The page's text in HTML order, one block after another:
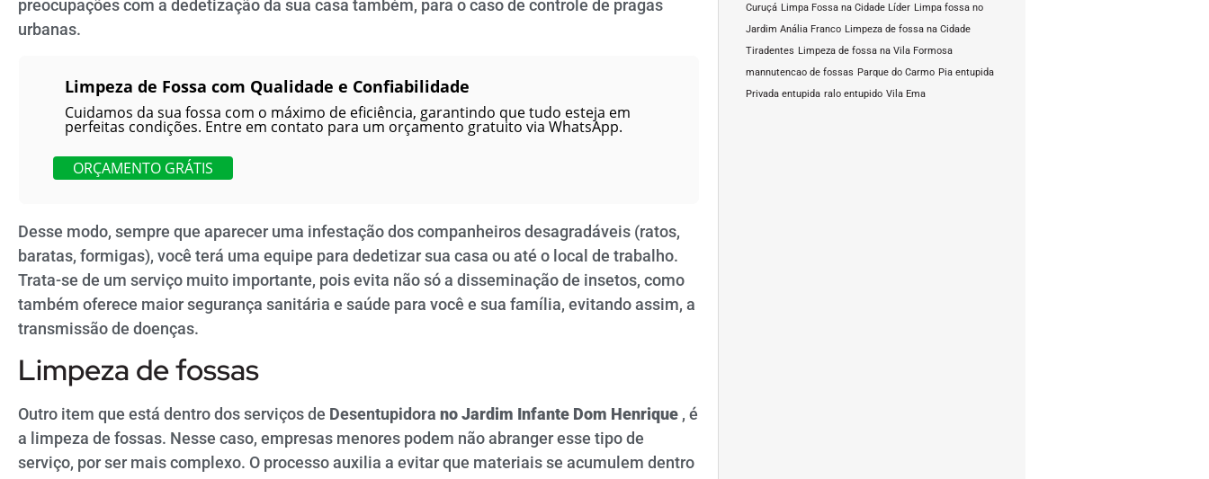
preocupações com a dedetização da sua casa também, para o caso de controle de pragas
urbanas.
Limpeza de Fossa com Qualidade e Confiabilidade
Cuidamos da sua fossa com o máximo de eficiência, garantindo que tudo esteja em
perfeitas condições. Entre em contato para um orçamento gratuito via WhatsApp.
ORÇAMENTO GRÁTIS
Desse modo, sempre que aparecer uma infestação dos companheiros desagradáveis (ratos,
baratas, formigas), você terá uma equipe para dedetizar sua casa ou até o local de trabalho.
Trata-se de um serviço muito importante, pois evita não só a disseminação de insetos, como
também oferece maior segurança sanitária e saúde para você e sua família, evitando assim, a
transmissão de doenças.
Limpeza de fossas
Outro item que está dentro dos serviços de Desentupidora no Jardim Infante Dom Henrique , é
a limpeza de fossas. Nesse caso, empresas menores podem não abranger esse tipo de
serviço, por ser mais complexo. O processo auxilia a evitar que materiais se acumulem dentro
Curuçá Limpa Fossa na Cidade Líder Limpa fossa no
Jardim Anália Franco Limpeza de fossa na Cidade
Tiradentes Limpeza de fossa na Vila Formosa
mannutencao de fossas Parque do Carmo Pia entupida
Privada entupida ralo entupido Vila Ema